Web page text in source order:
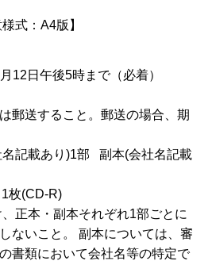
式：A4版】
12日午後5時まで（必着）
郵送すること。郵送の場合、期
記載あり)1部 副本(会社名記載
枚(CD-R)
正本・副本それぞれ1部ごとに
ないこと。 副本については、審
書類において会社名等の特定で